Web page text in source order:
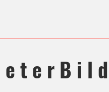
t e r B i l